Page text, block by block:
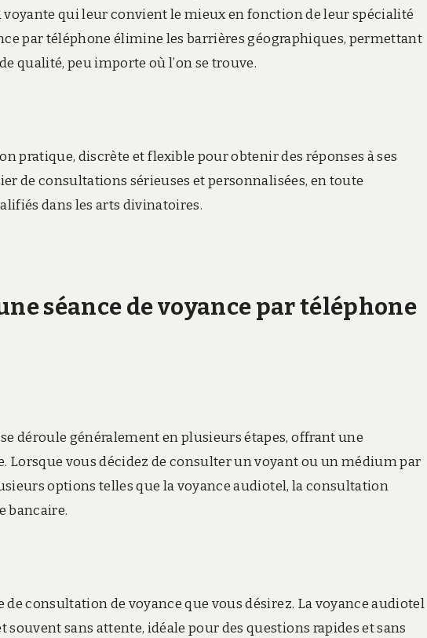
qui leur convient le mieux en fonction de leur spécialité
par téléphone élimine les barrières géographiques, permettant
qualité, peu importe où l’on se trouve.
pratique, discrète et flexible pour obtenir des réponses à ses
de consultations sérieuses et personnalisées, en toute
dans les arts divinatoires.
séance de voyance par téléphone
déroule généralement en plusieurs étapes, offrant une
Lorsque vous décidez de consulter un voyant ou un médium par
options telles que la voyance audiotel, la consultation
bancaire.
de consultation de voyance que vous désirez. La voyance audiotel
sans attente, idéale pour des questions rapides et sans